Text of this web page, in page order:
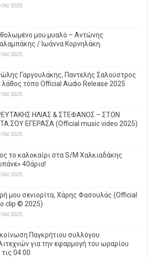
06/2025
μου μυαλό – Αντώνης
/ Ιωάννα Κορνηλάκη.
06/2025
Γαργουλάκης, Παντελής Σαλούστρος
λάθος τόπο Official Audio Release 2025
06/2025
ΗΛΙΑΣ & ΣΤΕΦΑΝΟΣ – ΣΤΟΝ
ΣΟΥ ΕΓΕΡΑΣΑ (Official music video 2025)
06/2025
το καλοκαίρι στα S/M Χαλκιαδάκης
40άρια!
06/2025
μου σενιορίτα, Χάρης Φασουλάς (Official
clip © 2025)
06/2025
Παγκρήτιου συλλόγου
για την εφαρμογή του ωραρίου
04:00